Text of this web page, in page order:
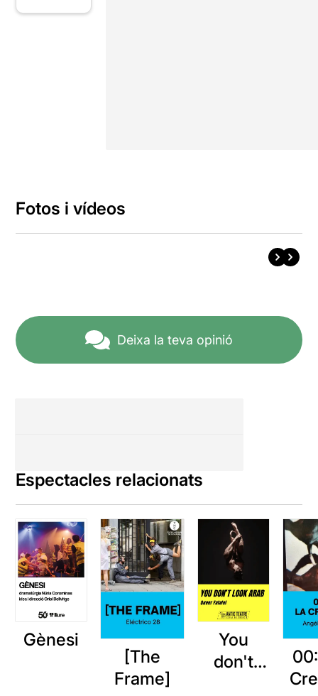
Fotos i vídeos
Deixa la teva opinió
Espectacles relacionats
Gènesi
[The
Frame]
You
don't